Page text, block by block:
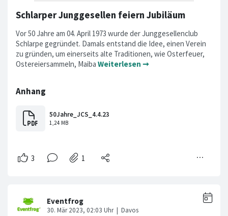
Schlarper Junggesellen feiern Jubiläum
Vor 50 Jahre am 04. April 1973 wurde der Junggesellenclub
Schlarpe gegründet. Damals entstand die Idee, einen Verein
zu gründen, um einerseits alte Traditionen, wie Osterfeuer,
Ostereiersammeln, Maiba Weiterlesen ➞